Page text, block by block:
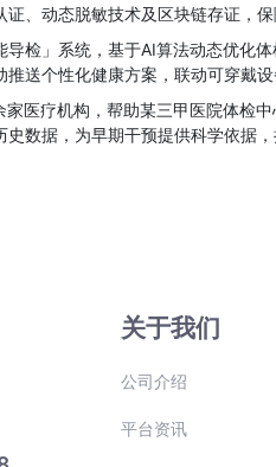
、动态脱敏技术及区块链存证，保
检」系统，基于AI算法动态优化
送个性化健康方案，联动可穿戴
医疗机构，帮助某三甲医院体检
数据，为早期干预提供科学依据，
关于我们
公司介绍
平台资讯